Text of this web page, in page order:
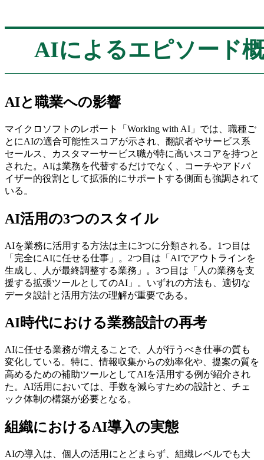
AIによるエピソード
AIと職業への影響
マイクロソフトのレポート「Working with AI」では、職種ご
とにAIの適合可能性スコアが示され、翻訳者やサービス系
セールス、カスタマーサービス職が特に高いスコアを持つと
された。AIは業務を代替するだけでなく、コーチやアドバ
イザー的役割として拡張的にサポートする側面も強調されて
いる。
AI活用の3つのスタイル
AIを業務に活用する方法は主に3つに分類される。1つ目は
「完全にAIに任せる仕事」。2つ目は「AIでアウトラインを
生成し、人が最終調整する業務」。3つ目は「人の業務を支
援する拡張ツールとしてのAI」。いずれの方法も、適切な
データ設計と活用方法の理解が重要である。
AI時代における業務設計の再考
AIに任せる業務が増えることで、人が行うべき仕事の質も
変化している。特に、情報収集からの効率化や、提案の質を
高めるための補助ツールとしてAIを活用する例が紹介され
た。AI活用においては、手数を減らすための設計と、チェ
ック体制の構築が必要となる。
組織におけるAI導入の実態
AIの導入は、個人の活用にとどまらず、組織レベルでも大